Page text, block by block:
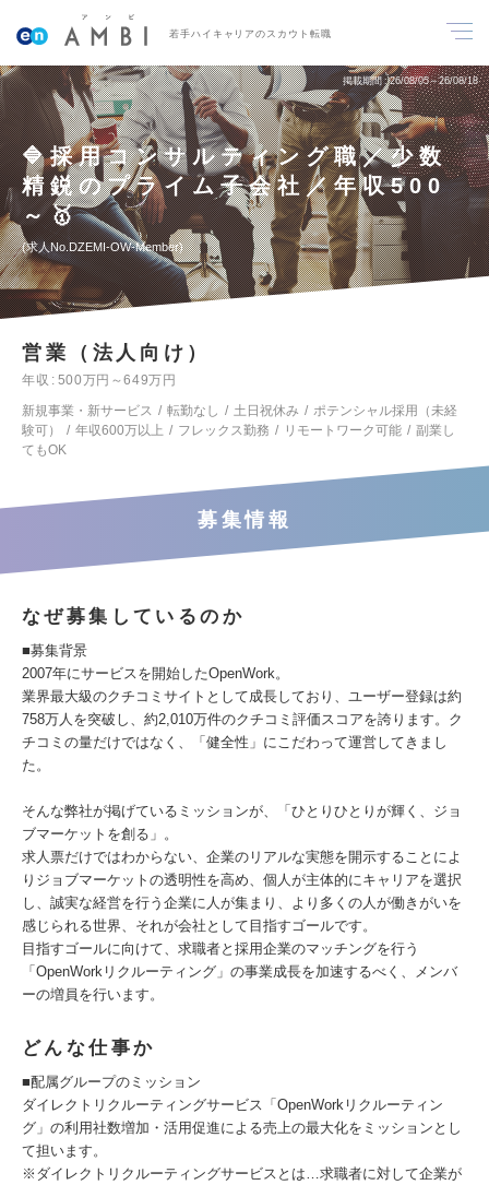
若手ハイキャリアのスカウト転職
掲載期間 26/08/05～26/08/18
🔷採用コンサルティング職／少数
精鋭のプライム子会社／年収500
～🥇
求人No.DZEMI-OW-Member
営業（法人向け）
年収
500万円～649万円
新規事業・新サービス
転勤なし 土日祝休み
ポテンシャル採用（未経
験可）
年収600万以上 フレックス勤務 リモートワーク可能
副業し
てもOK
募集情報
なぜ募集しているのか
■募集背景
2007年にサービスを開始したOpenWork。
業界最大級のクチコミサイトとして成長しており、ユーザー登録は約
758万人を突破し、約2,010万件のクチコミ評価スコアを誇ります。ク
チコミの量だけではなく、「健全性」にこだわって運営してきまし
た。
そんな弊社が掲げているミッションが、「ひとりひとりが輝く、ジョ
ブマーケットを創る」。
求人票だけではわからない、企業のリアルな実態を開示することによ
りジョブマーケットの透明性を高め、個人が主体的にキャリアを選択
し、誠実な経営を行う企業に人が集まり、より多くの人が働きがいを
感じられる世界、それが会社として目指すゴールです。
目指すゴールに向けて、求職者と採用企業のマッチングを行う
「OpenWorkリクルーティング」の事業成長を加速するべく、メンバ
ーの増員を行います。
どんな仕事か
■配属グループのミッション
ダイレクトリクルーティングサービス「OpenWorkリクルーティン
グ」の利用社数増加・活用促進による売上の最大化をミッションとし
て担います。
※ダイレクトリクルーティングサービスとは…求職者に対して企業が